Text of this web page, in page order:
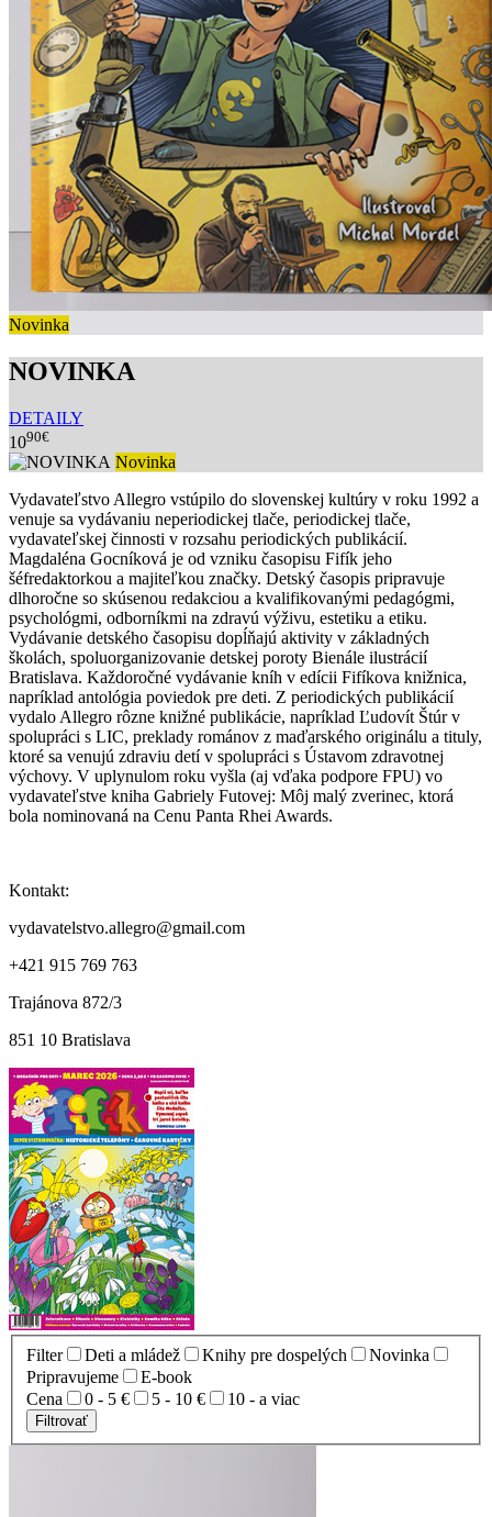
Novinka
NOVINKA
DETAILY
1090€
Novinka
Vydavateľstvo Allegro vstúpilo do slovenskej kultúry v roku 1992 a
venuje sa vydávaniu neperiodickej tlače, periodickej tlače,
vydavateľskej činnosti v rozsahu periodických publikácií.
Magdaléna Gocníková je od vzniku časopisu Fifík jeho
šéfredaktorkou a majiteľkou značky. Detský časopis pripravuje
dlhoročne so skúsenou redakciou a kvalifikovanými pedagógmi,
psychológmi, odborníkmi na zdravú výživu, estetiku a etiku.
Vydávanie detského časopisu dopĺňajú aktivity v základných
školách, spoluorganizovanie detskej poroty Bienále ilustrácií
Bratislava. Každoročné vydávanie kníh v edícii Fifíkova knižnica,
napríklad antológia poviedok pre deti. Z periodických publikácií
vydalo Allegro rôzne knižné publikácie, napríklad Ľudovít Štúr v
spolupráci s LIC, preklady románov z maďarského originálu a tituly,
ktoré sa venujú zdraviu detí v spolupráci s Ústavom zdravotnej
výchovy. V uplynulom roku vyšla (aj vďaka podpore FPU) vo
vydavateľstve kniha Gabriely Futovej: Môj malý zverinec, ktorá
bola nominovaná na Cenu Panta Rhei Awards.
Kontakt:
vydavatelstvo.allegro@gmail.com
+421 915 769 763
Trajánova 872/3
851 10 Bratislava
Filter Deti a mládež Knihy pre dospelých
Novinka
Pripravujeme
E-book
Cena
0 - 5 € 5 - 10 € 10 - a viac
Filtrovať